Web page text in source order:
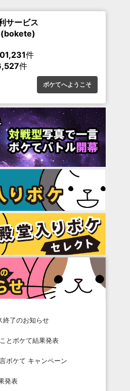
サービス
(bokete)
件
件
ボケてへようこそ
終了のお知らせ
とボケて結果発表
ボケて キャンペーン
発表